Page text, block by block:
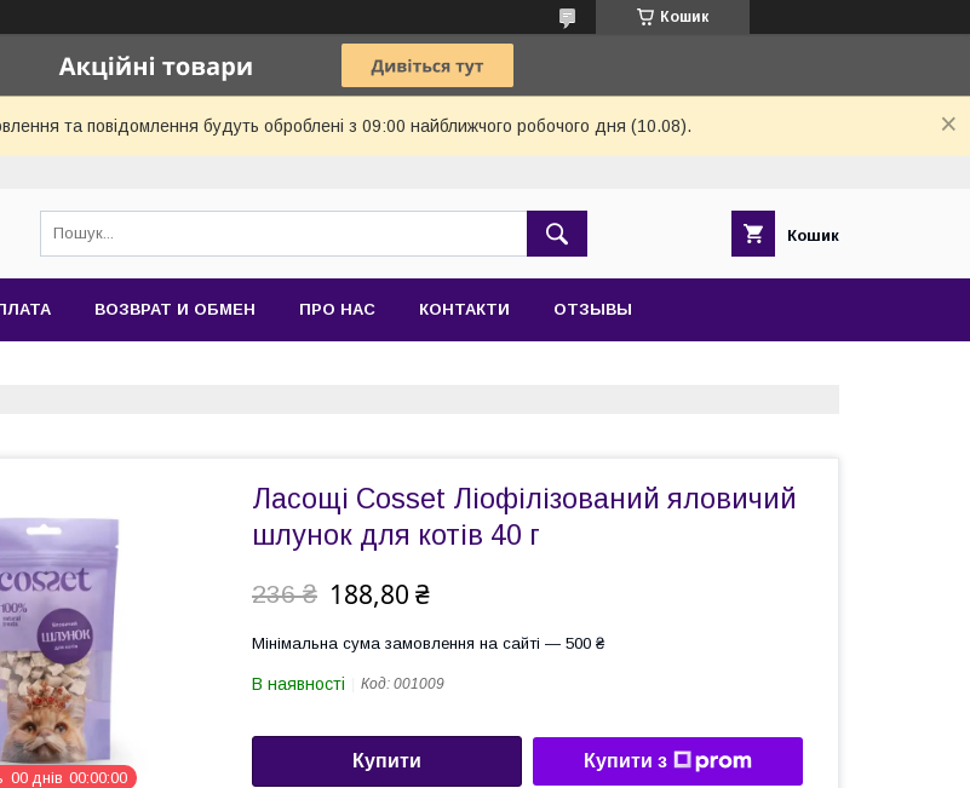
Кошик
та повідомлення будуть оброблені з 09:00 найближчого робочого дня (10.08).
Кошик
ВОЗВРАТ И ОБМЕН ПРО НАС КОНТАКТИ ОТЗЫВЫ
00 днів 00 00 00
Ласощі Cosset Ліофілізований яловичий
шлунок для котів 40 г
236 ₴ 188,80 ₴
Мінімальна сума замовлення на сайті — 500 ₴
В наявності Код: 001009
Купити Купити з